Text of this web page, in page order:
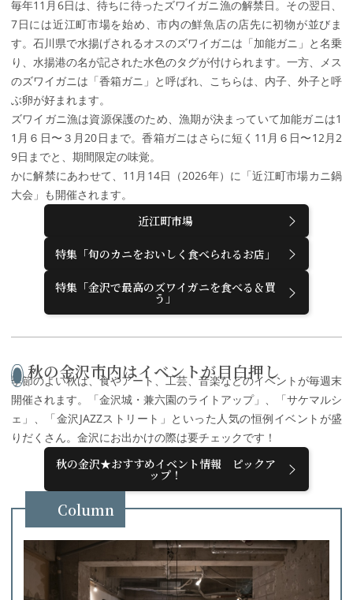
毎年11月6日は、待ちに待ったズワイガニ漁の解禁日。その翌日、
7日には近江町市場を始め、市内の鮮魚店の店先に初物が並びま
す。石川県で水揚げされるオスのズワイガニは「加能ガニ」と名乗
り、水揚港の名が記された水色のタグが付けられます。一方、メス
のズワイガニは「香箱ガニ」と呼ばれ、こちらは、内子、外子と呼
ぶ卵が好まれます。
ズワイガニ漁は資源保護のため、漁期が決まっていて加能ガニは1
1月６日〜３月20日まで。香箱ガニはさらに短く11月６日〜12月2
9日までと、期間限定の味覚。
かに解禁にあわせて、11月14日（2026年）に「近江町市場カニ鍋
大会」も開催されます。
近江町市場
特集「旬のカニをおいしく食べられるお店」
特集「金沢で最高のズワイガニを食べる＆買
う」
秋の金沢市内はイベントが目白押し
季節のよい秋は、食やアート、工芸、音楽などのイベントが毎週末
開催されます。「金沢城・兼六園のライトアップ」、「サケマルシ
ェ」、「金沢 JAZZストリート」といった人気の恒例イベントが盛
りだくさん。金沢にお出かけの際は要チェックです！
秋の金沢★おすすめイベント情報 ピックア
ップ！
Column